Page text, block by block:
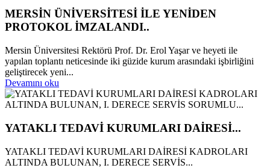
MERSİN ÜNİVERSİTESİ İLE YENİDEN
PROTOKOL İMZALANDI..
Mersin Üniversitesi Rektörü Prof. Dr. Erol Yaşar ve heyeti ile
yapılan toplantı neticesinde iki güzide kurum arasındaki işbirliğini
geliştirecek yeni...
Devamını oku
YATAKLI TEDAVİ KURUMLARI DAİRESİ...
YATAKLI TEDAVİ KURUMLARI DAİRESİ KADROLARI
ALTINDA BULUNAN, I. DERECE SERVİS...